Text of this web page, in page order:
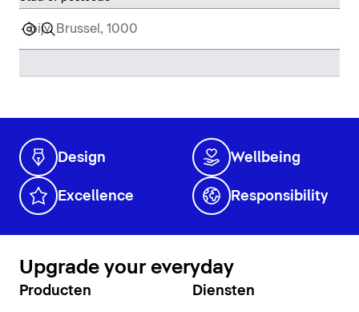
Design Wellbeing
Excellence Responsibility
Upgrade your everyday
Producten Diensten